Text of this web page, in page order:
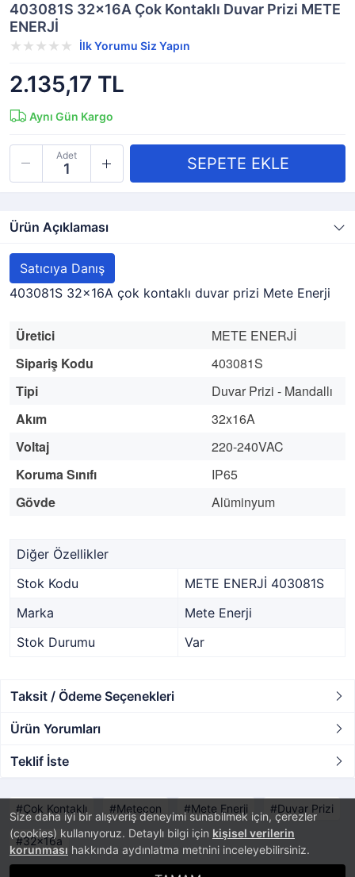
Size daha iyi bir alışveriş deneyimi sunabilmek için, çerezler
(cookies) kullanıyoruz. Detaylı bilgi için kişisel verilerin
korunması hakkında aydınlatma metnini inceleyebilirsiniz.
403081S 32x16A Çok Kontaklı Duvar Prizi METE
ENERJİ
İlk Yorumu Siz Yapın
2.135,17 TL
Aynı Gün Kargo
Adet
Ürün Açıklaması
Satıcıya Danış
403081S 32x16A çok kontaklı duvar prizi Mete Enerji
Üretici
METE ENERJİ
Sipariş Kodu
403081S
Tipi
Duvar Prizi - Mandallı
Akım
32x16A
Voltaj
220-240VAC
Koruma Sınıfı
IP65
Gövde
Alüminyum
Diğer Özellikler
Stok Kodu
METE ENERJİ 403081S
Marka
Mete Enerji
Stok Durumu
Var
Taksit / Ödeme Seçenekleri
Ürün Yorumları
Teklif İste
Çok Kontaklı Metecon Mete Enerji Duvar Prizi
32x16a